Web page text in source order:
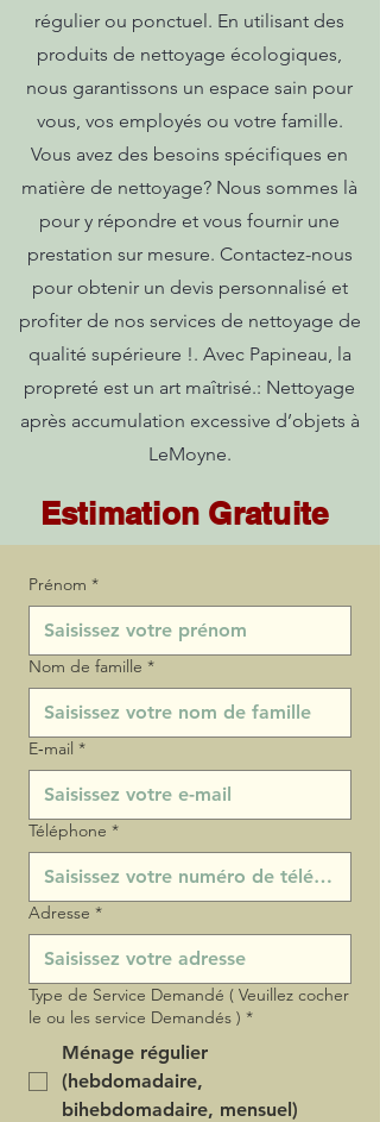
régulier ou ponctuel. En utilisant des
produits de nettoyage écologiques,
nous garantissons un espace sain pour
vous, vos employés ou votre famille.
Vous avez des besoins spécifiques en
matière de nettoyage? Nous sommes là
pour y répondre et vous fournir une
prestation sur mesure. Contactez-nous
pour obtenir un devis personnalisé et
profiter de nos services de nettoyage de
qualité supérieure !. Avec Papineau, la
propreté est un art maîtrisé.: Nettoyage
après accumulation excessive d’objets à
LeMoyne.
Estimation Gratuite
Prénom *
Nom de famille *
E‑mail *
Téléphone *
Adresse *
Type de Service Demandé ( Veuillez cocher
le ou les service Demandés ) *
Ménage régulier
(hebdomadaire,
bihebdomadaire, mensuel)